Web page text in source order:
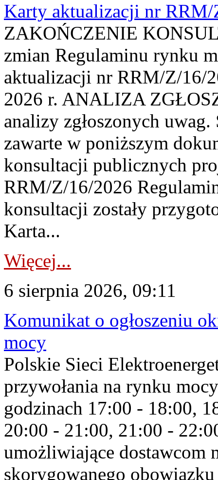
Karty aktualizacji nr
ZAKOŃCZENIE
zmian Regulaminu rynku
aktualizacji nr RRM/Z/16/
2026 r. ANALIZA
analizy zgłoszonych
zawarte w poniższym
konsultacji publicznych
RRM/Z/16/2026
konsultacji zostały
Karta...
Więcej...
6 sierpnia 2026, 09:11
Komunikat o ogłoszeniu
mocy
Polskie Sieci
przywołania na rynku
godzinach 17:00 - 18:00,
20:00 - 21:00, 21:00 -
umożliwiające dostawcom
skorygowanego